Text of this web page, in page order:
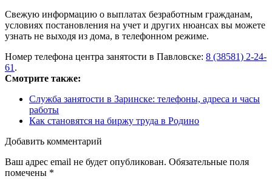
Свежую информацию о выплатах безработным гражданам,
условиях постановления на учет и других нюансах вы можете
узнать не выходя из дома, в телефонном режиме.
Номер телефона центра занятости в Павловске: 8 (38581) 2-24-
61 .
Смотрите также:
Служба занятости в Заринске: телефоны, адреса и часы
работы
Как становятся на биржу труда в Родино
Добавить комментарий
Ваш адрес email не будет опубликован. Обязательные поля
помечены *